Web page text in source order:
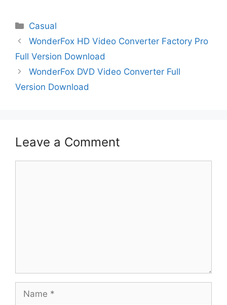
Categories
Casual
WonderFox HD Video Converter Factory Pro
Full Version Download
WonderFox DVD Video Converter Full
Version Download
Leave a Comment